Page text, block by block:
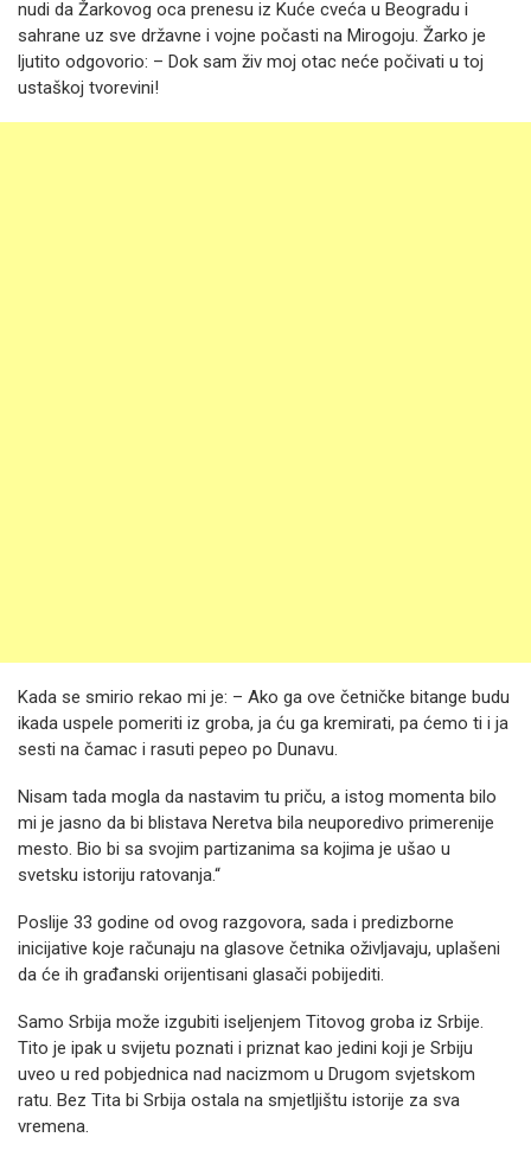
nudi da Žarkovog oca prenesu iz Kuće cveća u Beogradu i
sahrane uz sve državne i vojne počasti na Mirogoju. Žarko je
ljutito odgovorio: – Dok sam živ moj otac neće počivati u toj
ustaškoj tvorevini!
Kada se smirio rekao mi je: – Ako ga ove četničke bitange budu
ikada uspele pomeriti iz groba, ja ću ga kremirati, pa ćemo ti i ja
sesti na čamac i rasuti pepeo po Dunavu.
Nisam tada mogla da nastavim tu priču, a istog momenta bilo
mi je jasno da bi blistava Neretva bila neuporedivo primerenije
mesto. Bio bi sa svojim partizanima sa kojima je ušao u
svetsku istoriju ratovanja.“
Poslije 33 godine od ovog razgovora, sada i predizborne
inicijative koje računaju na glasove četnika oživljavaju, uplašeni
da će ih građanski orijentisani glasači pobijediti.
Samo Srbija može izgubiti iseljenjem Titovog groba iz Srbije.
Tito je ipak u svijetu poznati i priznat kao jedini koji je Srbiju
uveo u red pobjednica nad nacizmom u Drugom svjetskom
ratu. Bez Tita bi Srbija ostala na smjetljištu istorije za sva
vremena.